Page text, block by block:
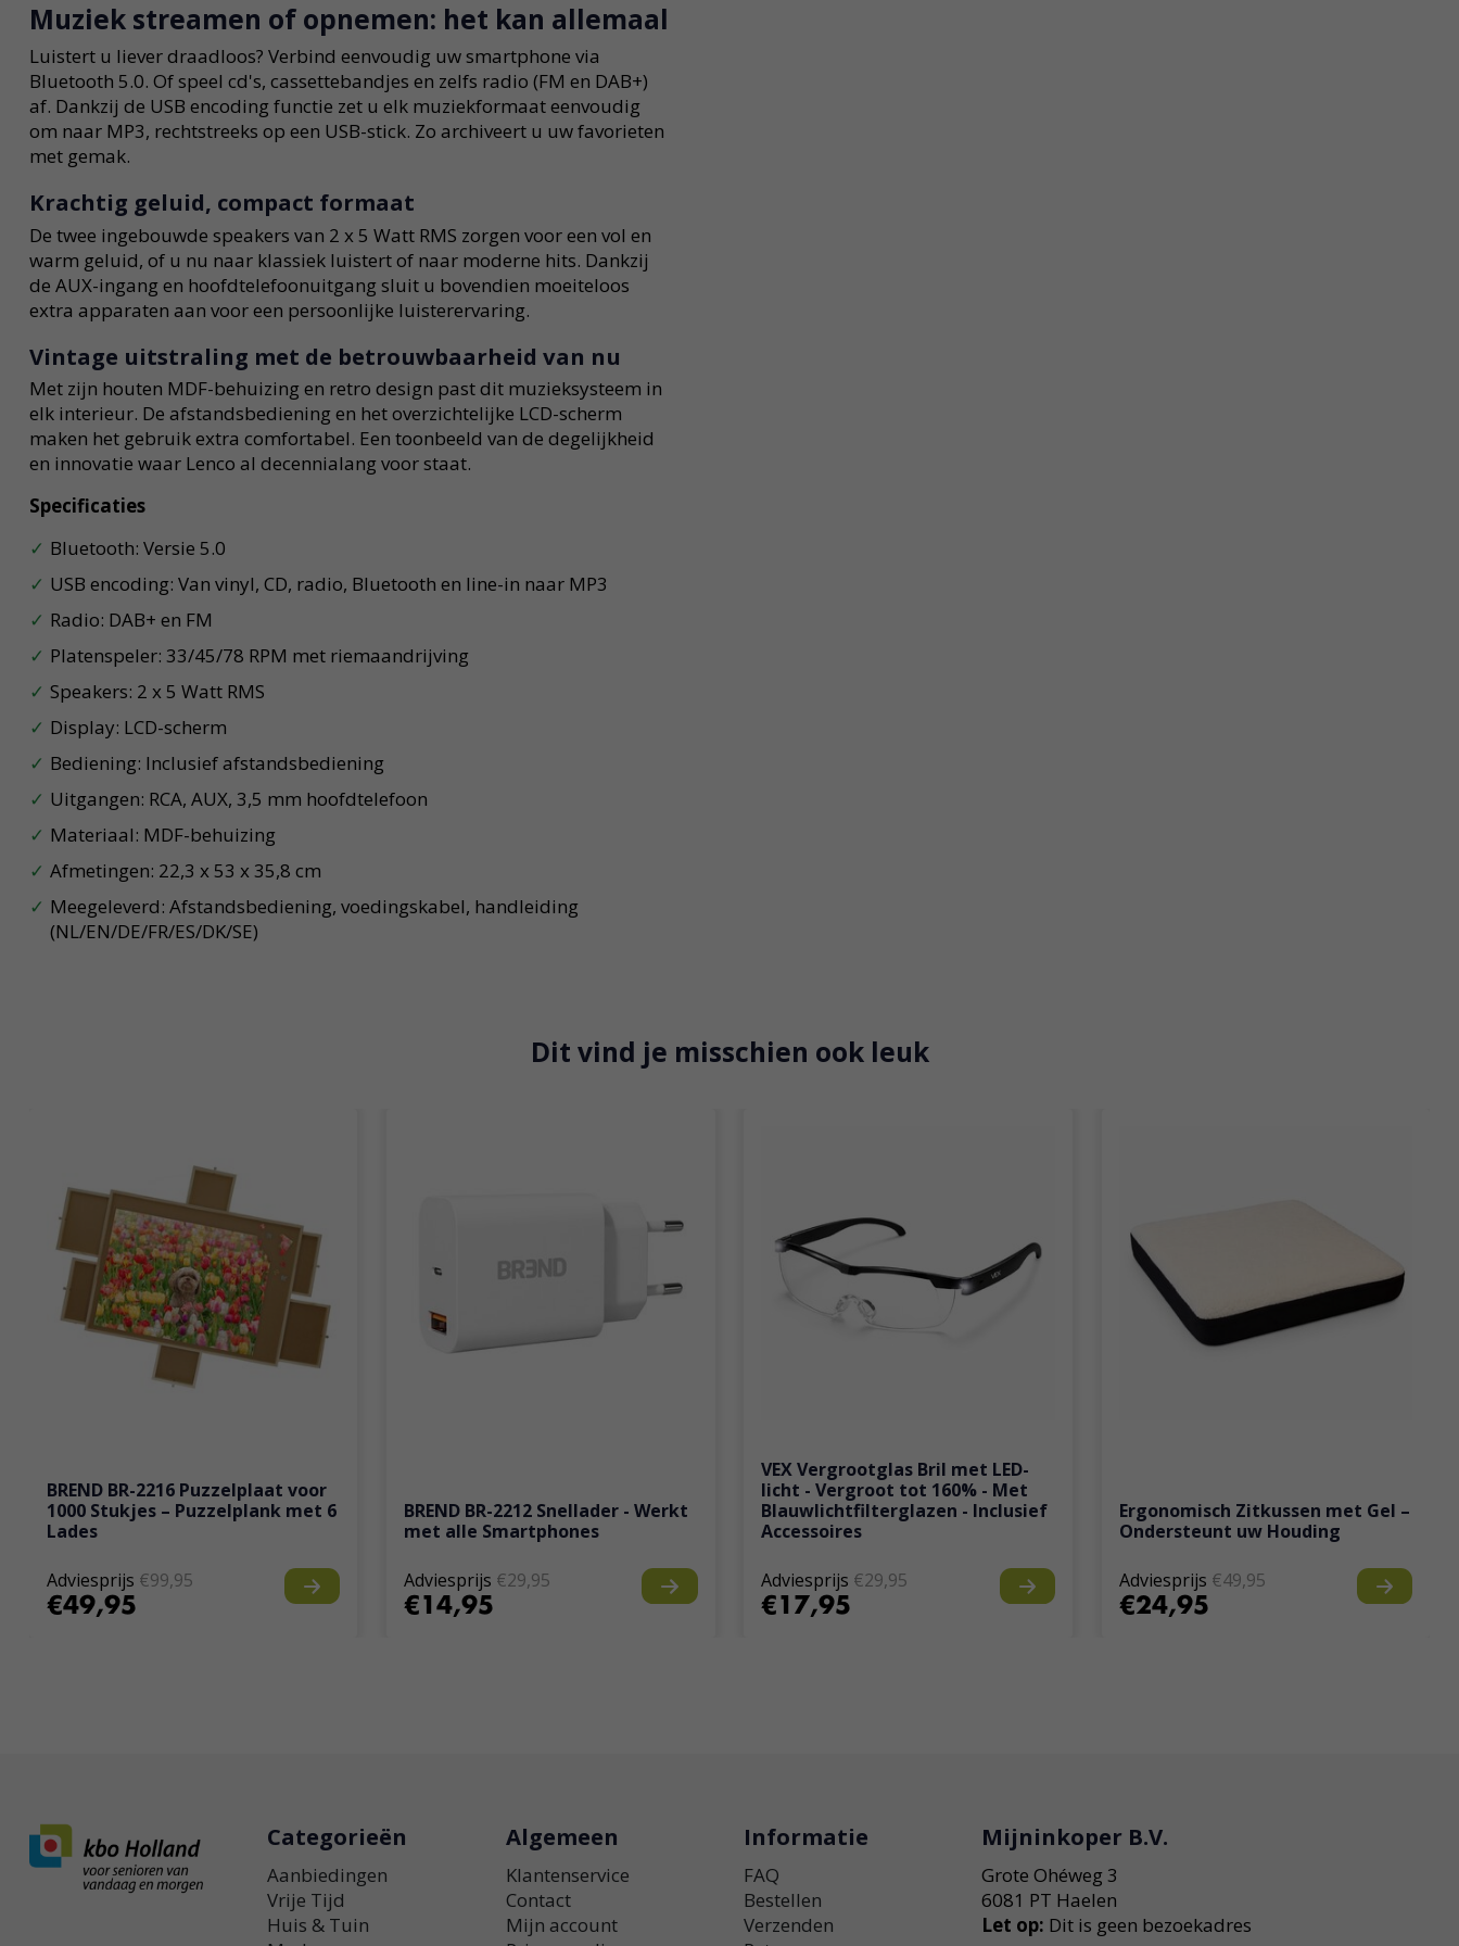
Muziek streamen of opnemen: het kan allemaal
Luistert u liever draadloos? Verbind eenvoudig uw smartphone via
Bluetooth 5.0. Of speel cd's, cassettebandjes en zelfs radio (FM en DAB+)
af. Dankzij de USB encoding functie zet u elk muziekformaat eenvoudig
om naar MP3, rechtstreeks op een USB-stick. Zo archiveert u uw favorieten
met gemak.
Krachtig geluid, compact formaat
De twee ingebouwde speakers van 2 x 5 Watt RMS zorgen voor een vol en
warm geluid, of u nu naar klassiek luistert of naar moderne hits. Dankzij
de AUX-ingang en hoofdtelefoonuitgang sluit u bovendien moeiteloos
extra apparaten aan voor een persoonlijke luisterervaring.
Vintage uitstraling met de betrouwbaarheid van nu
Met zijn houten MDF-behuizing en retro design past dit muzieksysteem in
elk interieur. De afstandsbediening en het overzichtelijke LCD-scherm
maken het gebruik extra comfortabel. Een toonbeeld van de degelijkheid
en innovatie waar Lenco al decennialang voor staat.
Specificaties
Bluetooth: Versie 5.0
USB encoding: Van vinyl, CD, radio, Bluetooth en line-in naar MP3
Radio: DAB+ en FM
Platenspeler: 33/45/78 RPM met riemaandrijving
Speakers: 2 x 5 Watt RMS
Display: LCD-scherm
Bediening: Inclusief afstandsbediening
Uitgangen: RCA, AUX, 3,5 mm hoofdtelefoon
Materiaal: MDF-behuizing
Afmetingen: 22,3 x 53 x 35,8 cm
Meegeleverd: Afstandsbediening, voedingskabel, handleiding
(NL/EN/DE/FR/ES/DK/SE)
Dit vind je misschien ook leuk
BREND BR-2216 Puzzelplaat voor
1000 Stukjes – Puzzelplank met 6
Lades
Adviesprijs €99,95
€49,95
BREND BR-2212 Snellader - Werkt
met alle Smartphones
Adviesprijs €29,95
€14,95
VEX Vergrootglas Bril met LED-
licht - Vergroot tot 160% - Met
Blauwlichtfilterglazen - Inclusief
Accessoires
Adviesprijs €29,95
€17,95
Ergonomisch Zitkussen met Gel –
Ondersteunt uw Houding
Adviesprijs €49,95
€24,95
Categorieën
Aanbiedingen
Vrije Tijd
Huis & Tuin
Algemeen
Klantenservice
Contact
Mijn account
Informatie
FAQ
Bestellen
Verzenden
Mijninkoper B.V.
Grote Ohéweg 3
6081 PT Haelen
Let op: Dit is geen bezoekadres